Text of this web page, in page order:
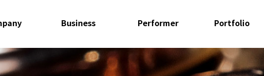
Business Performer Portfolio